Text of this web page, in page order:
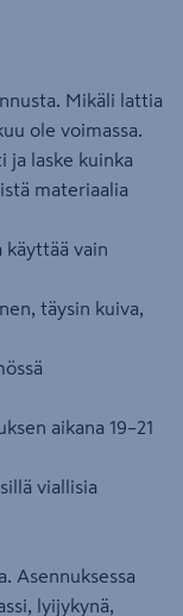
Mikäli lattia
ole voimassa.
ja laske kuinka
materiaalia
käyttää vain
täysin kuiva,
aikana 19–21
viallisia
Asennuksessa
lyijykynä,